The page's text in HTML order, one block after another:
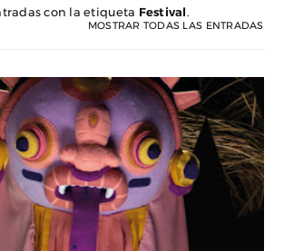
con la etiqueta Festival .
MOSTRAR TODAS LAS ENTRADAS